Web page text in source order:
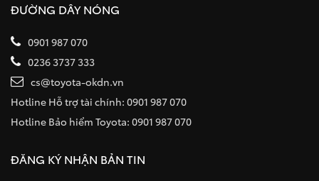
ĐƯỜNG DÂY NÓNG
0901 987 070
0236 3737 333
cs@toyota-okdn.vn
Hotline Hỗ trợ tài chính: 0901 987 070
Hotline Bảo hiểm Toyota: 0901 987 070
ĐĂNG KÝ NHẬN BẢN TIN